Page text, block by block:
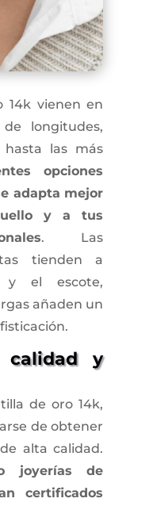
14k vienen en
longitudes,
las más
opciones
adapta mejor
y a tus
. Las
tienden a
y el escote,
añaden un
y
de oro 14k,
de obtener
alta calidad.
joyerías de
certificados